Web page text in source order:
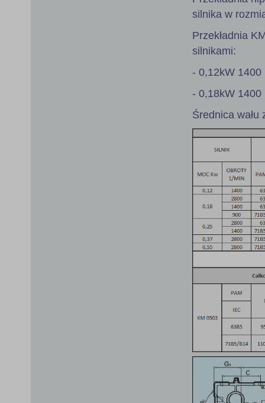
silnika w
Przekładnia
silnikami:
- 0,12kW 1400
- 0,18kW 1400
Średnica wału